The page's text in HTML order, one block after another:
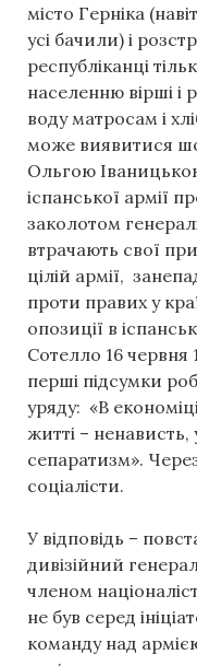
місто Герніка
усі бачили) і
республіканці
населенню вірші
воду матросам і
може виявитися
Ольгою
іспанської армії
заколотом
втрачають свої
цілій армії,
проти правих у
опозиції в
Сотелло 16 червня
перші підсумки
уряду: «В
житті –
сепаратизм».
соціалісти.
У відповідь –
дивізійний
членом
не був серед
команду над